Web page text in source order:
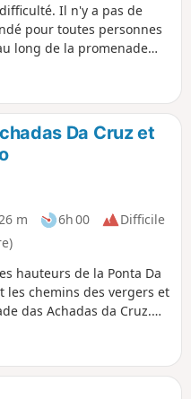
Il n'y a pas de
pour toutes personnes
long de la promenade
dans un tunnel
de mètres.
à 22h00. Il est
de Lobos un charmant
et bars). Une
Da Cruz et
m 6h 00
Difficile
hauteurs de la Ponta Da
les chemins des vergers et
das Achadas da Cruz.
et retour par la route